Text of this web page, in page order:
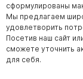
сформулированы
Мы предлагаем
удовлетворить
Посетив наш сайт
сможете уточнить
для себя.